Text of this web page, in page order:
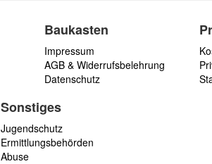
Baukasten
Impressum
AGB & Widerrufsbelehrung
Datenschutz
Sonstiges
Jugendschutz
Ermittlungsbehörden
Abuse